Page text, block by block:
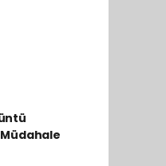
Müdahale